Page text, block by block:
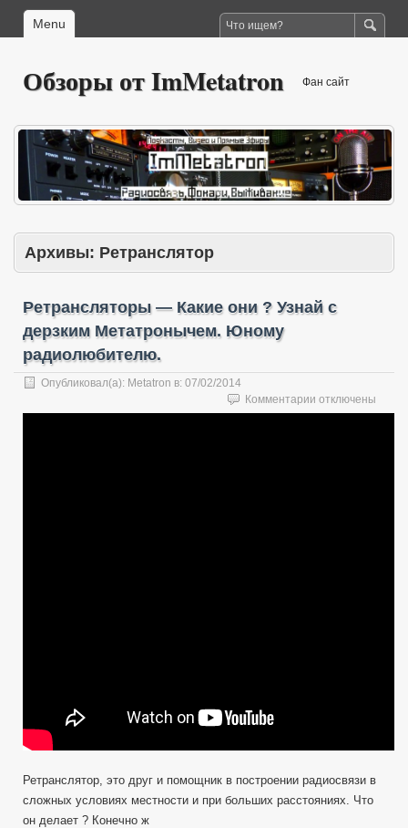
Menu
Обзоры от ImMetatron Фан сайт
Архивы: Ретранслятор
Ретрансляторы — Какие они ? Узнай с
дерзким Метатронычем. Юному
радиолюбителю.
Опубликовал(а): Metatron в: 07/02/2014
Комментарии к
записи
отключены
Ретранслятор, это друг и помощник в построении радиосвязи в
сложных условиях местности и при больших расстояниях. Что
он делает ? Конечно ж